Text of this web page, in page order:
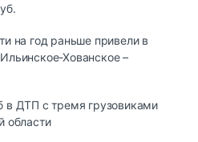
на год раньше привели в
Хованское –
в ДТП с тремя грузовиками
области